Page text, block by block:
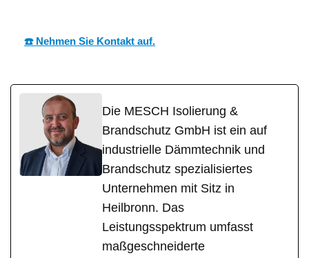
☎️ Nehmen Sie Kontakt auf.
Die MESCH Isolierung &
Brandschutz GmbH ist ein auf
industrielle Dämmtechnik und
Brandschutz spezialisiertes
Unternehmen mit Sitz in
Heilbronn. Das
Leistungsspektrum umfasst
maßgeschneiderte